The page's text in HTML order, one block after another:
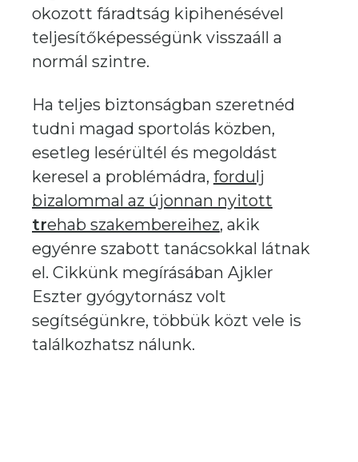
okozott fáradtság kipihenésével
teljesítőképességünk visszaáll a
normál szintre.
Ha teljes biztonságban szeretnéd
tudni magad sportolás közben,
esetleg lesérültél és megoldást
keresel a problémádra, fordulj
bizalommal az újonnan nyitott
trehab szakembereihez, akik
egyénre szabott tanácsokkal látnak
el. Cikkünk megírásában Ajkler
Eszter gyógytornász volt
segítségünkre, többük közt vele is
találkozhatsz nálunk.